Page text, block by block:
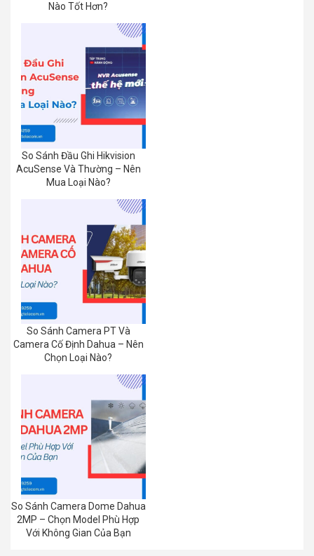
Nào Tốt Hơn?
So Sánh Đầu Ghi Hikvision
AcuSense Và Thường – Nên
Mua Loại Nào?
So Sánh Camera PT Và
Camera Cố Định Dahua – Nên
Chọn Loại Nào?
So Sánh Camera Dome Dahua
2MP – Chọn Model Phù Hợp
Với Không Gian Của Bạn